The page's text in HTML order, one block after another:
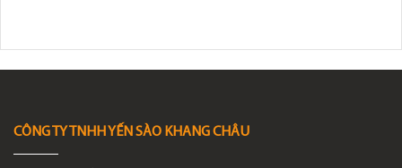
CÔNG TY TNHH YẾN SÀO KHANG CHÂU